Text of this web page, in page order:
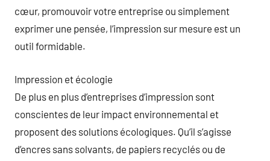
cœur, promouvoir votre entreprise ou simplement
exprimer une pensée, l’impression sur mesure est un
outil formidable.
Impression et écologie
De plus en plus d’entreprises d’impression sont
conscientes de leur impact environnemental et
proposent des solutions écologiques. Qu’il s’agisse
d’encres sans solvants, de papiers recyclés ou de